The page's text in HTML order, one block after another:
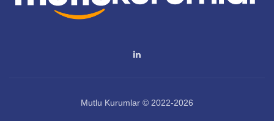
Mutlu Kurumlar © 2022-2026